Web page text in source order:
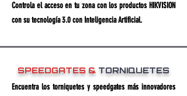
Controla el acceso en tu zona con los productos HIKVISION
con su tecnología 3.0 con Inteligencia Artificial.
SPEEDGATES & TORNIQUETES
Encuentra los torniquetes y speedgates más innovadores